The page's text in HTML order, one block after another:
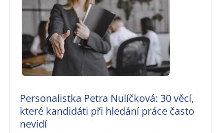
Personalistka Petra Nulíčková: 30 věcí,
které kandidáti při hledání práce často
nevidí